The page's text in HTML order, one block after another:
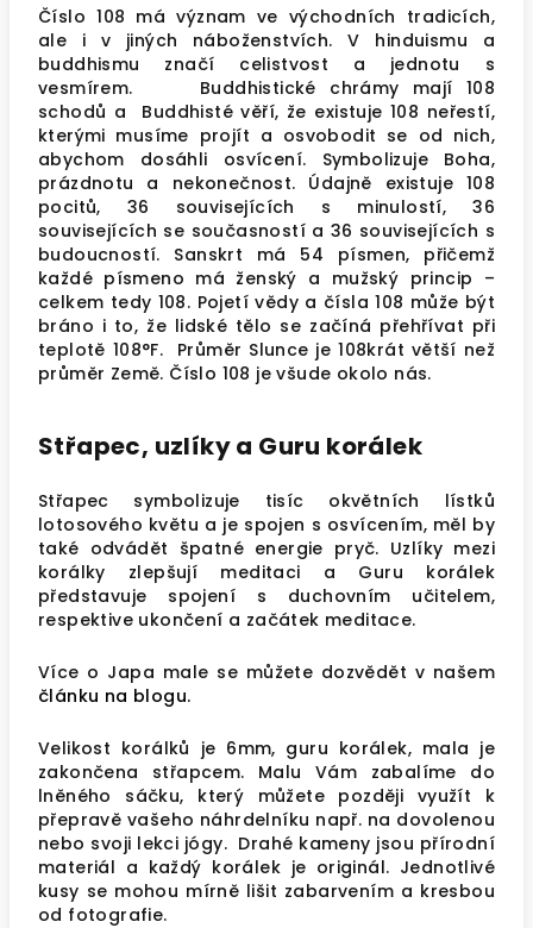
Číslo 108 má význam ve východních tradicích,
ale i v jiných náboženstvích. V hinduismu a
buddhismu značí celistvost a jednotu s
vesmírem. Buddhistické chrámy mají 108
schodů a Buddhisté věří, že existuje 108 neřestí,
kterými musíme projít a osvobodit se od nich,
abychom dosáhli osvícení. Symbolizuje Boha,
prázdnotu a nekonečnost. Údajně existuje 108
pocitů, 36 souvisejících s minulostí, 36
souvisejících se současností a 36 souvisejících s
budoucností. Sanskrt má 54 písmen, přičemž
každé písmeno má ženský a mužský princip –
celkem tedy 108. Pojetí vědy a čísla 108 může být
bráno i to, že lidské tělo se začíná přehřívat při
teplotě 108°F. Průměr Slunce je 108krát větší než
průměr Země. Číslo 108 je všude okolo nás.
Střapec, uzlíky a Guru korálek
Střapec symbolizuje tisíc okvětních lístků
lotosového květu a je spojen s osvícením, měl by
také odvádět špatné energie pryč. Uzlíky mezi
korálky zlepšují meditaci a Guru korálek
představuje spojení s duchovním učitelem,
respektive ukončení a začátek meditace.
Více o Japa male se můžete dozvědět v našem
článku na blogu.
Velikost korálků je 6mm, guru korálek, mala je
zakončena střapcem. Malu Vám zabalíme do
lněného sáčku, který můžete později využít k
přepravě vašeho náhrdelníku např. na dovolenou
nebo svoji lekci jógy. Drahé kameny jsou přírodní
materiál a každý korálek je originál. Jednotlivé
kusy se mohou mírně lišit zabarvením a kresbou
od fotografie.